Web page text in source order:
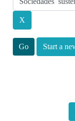
Start a